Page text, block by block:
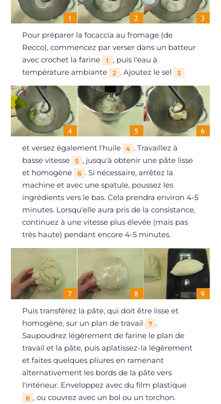
Pour préparer la focaccia au fromage (de
Recco), commencez par verser dans un batteur
avec crochet la farine
1
, puis l'eau à
température ambiante
2 . Ajoutez le sel 3
et versez également l'huile 4 . Travaillez à
basse vitesse
5 , jusqu'à obtenir une pâte lisse
et homogène
6 . Si nécessaire, arrêtez la
machine et avec une spatule, poussez les
ingrédients vers le bas. Cela prendra environ 4-5
minutes. Lorsqu'elle aura pris de la consistance,
continuez à une vitesse plus élevée (mais pas
très haute) pendant encore 4-5 minutes.
Puis transférez la pâte, qui doit être lisse et
homogène, sur un plan de travail
7 .
Saupoudrez légèrement de farine le plan de
travail et la pâte, puis aplatissez-la légèrement
et faites quelques pliures en ramenant
alternativement les bords de la pâte vers
l'intérieur. Enveloppez avec du film plastique
8 , ou couvrez avec un bol ou un torchon.